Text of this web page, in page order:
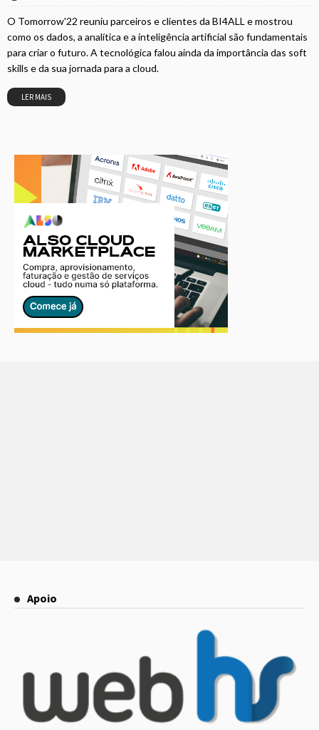
O Tomorrow'22 reuniu parceiros e clientes da BI4ALL e mostrou
como os dados, a analítica e a inteligência artificial são fundamentais
para criar o futuro. A tecnológica falou ainda da importância das soft
skills e da sua jornada para a cloud.
LER MAIS
Apoio